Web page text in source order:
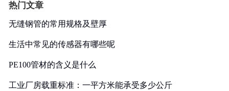
热门文章
无缝钢管的常用规格及壁厚
生活中常见的传感器有哪些呢
PE100管材的含义是什么
工业厂房载重标准：一平方米能承受多少公斤